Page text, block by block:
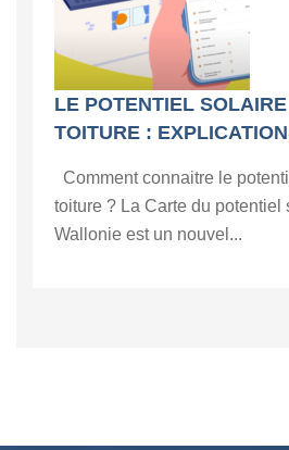
LE POTENTIEL
TOITURE :
Comment connaitre le
toiture ? La Carte du potentiel
Wallonie est un nouvel...